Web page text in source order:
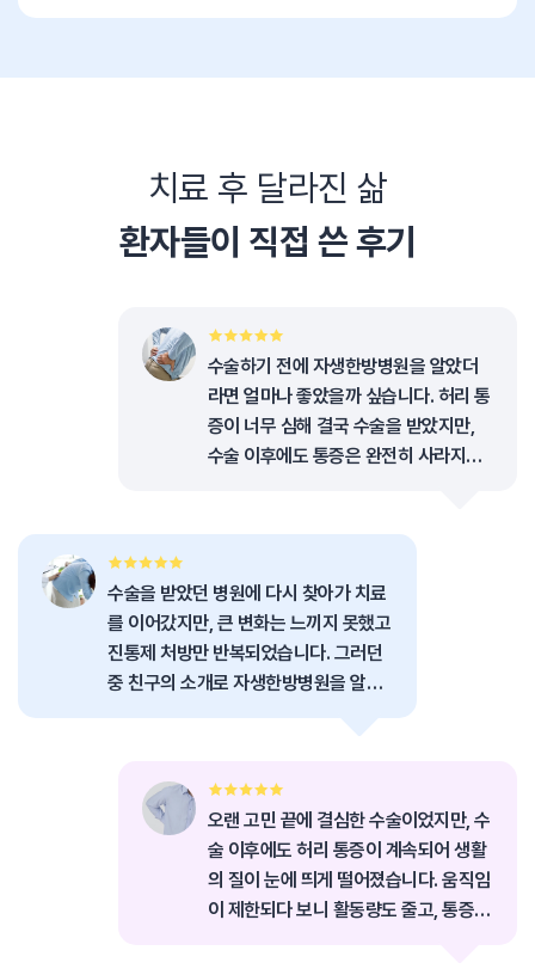
치료 후 달라진 삶
환자들이 직접 쓴 후기
수술하기 전에 자생한방병원을 알았더
라면 얼마나 좋았을까 싶습니다. 허리 통
증이 너무 심해 결국 수술을 받았지만,
수술 이후에도 통증은 완전히 사라지지
야 하는 순간들이 많아졌습니다.
수술을 받았던 병원에 다시 찾아가 치료
를 이어갔지만, 큰 변화는 느끼지 못했고
진통제 처방만 반복되었습니다. 그러던
중 친구의 소개로 자생한방병원을 알게
되었고, 수술 후 남은 통증을 조금이라도
줄일 수 있을까 하는 마음으로 병원을 찾
오랜 고민 끝에 결심한 수술이었지만, 수
술 이후에도 허리 통증이 계속되어 생활
의 질이 눈에 띄게 떨어졌습니다. 움직임
이 제한되다 보니 활동량도 줄고, 통증이